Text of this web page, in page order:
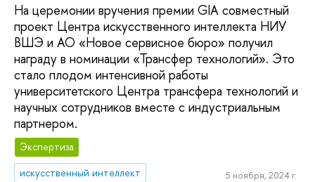
На церемонии вручения премии GIA совместный
проект Центра искусственного интеллекта НИУ
ВШЭ и АО «Новое сервисное бюро» получил
награду в номинации «Трансфер технологий». Это
стало плодом интенсивной работы
университетского Центра трансфера технологий и
научных сотрудников вместе с индустриальным
партнером.
Экспертиза
искусственный интеллект
5 ноября, 2024 г.